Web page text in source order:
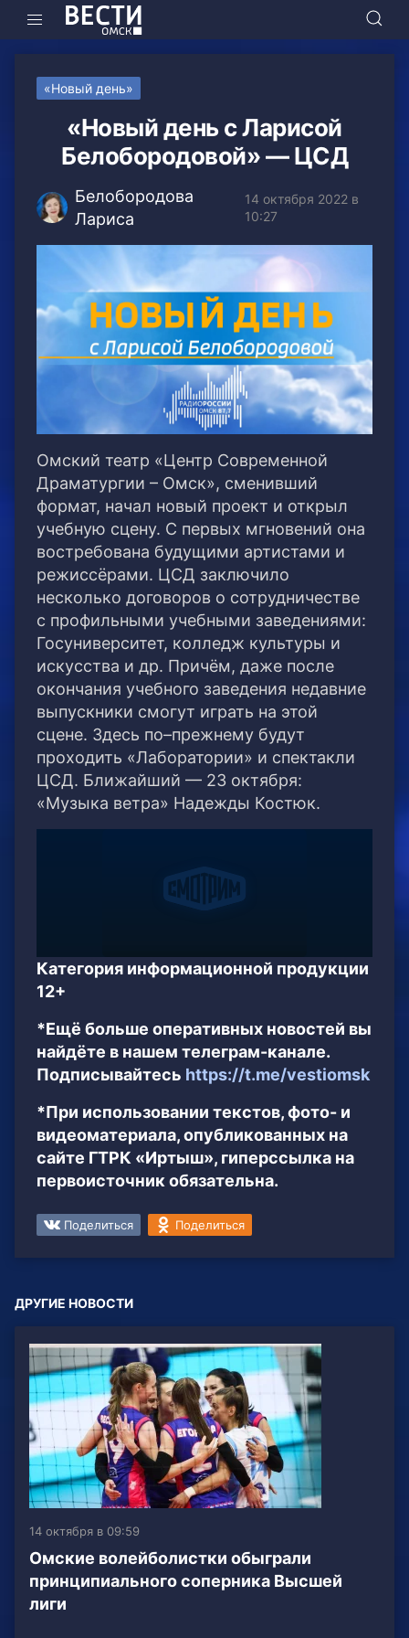
«Новый день»
«Новый день с Ларисой
Белобородовой» — ЦСД
Белобородова
Лариса
14 октября 2022 в
10:27
Омский театр «Центр Современной
Драматургии – Омск», сменивший
формат, начал новый проект и открыл
учебную сцену. С первых мгновений она
востребована будущими артистами и
режиссёрами. ЦСД заключило
несколько договоров о сотрудничестве
с профильными учебными заведениями:
Госуниверситет, колледж культуры и
искусства и др. Причём, даже после
окончания учебного заведения недавние
выпускники смогут играть на этой
сцене. Здесь по–прежнему будут
проходить «Лаборатории» и спектакли
ЦСД. Ближайший — 23 октября:
«Музыка ветра» Надежды Костюк.
Категория информационной продукции
12+
*Ещё больше оперативных новостей вы
найдёте в нашем телеграм-канале.
Подписывайтесь https://t.me/vestiomsk
*При использовании текстов, фото- и
видеоматериала, опубликованных на
сайте ГТРК «Иртыш», гиперссылка на
первоисточник обязательна.
Поделиться Поделиться
ДРУГИЕ НОВОСТИ
14 октября в 09:59
Омские волейболистки обыграли
принципиального соперника Высшей
лиги